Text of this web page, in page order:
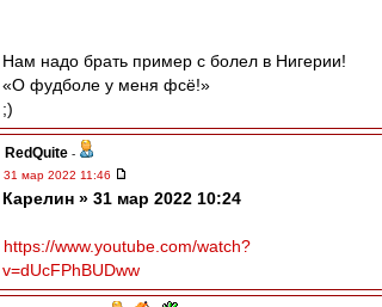
Нам надо брать пример с болел в Нигерии!
«О фудболе у меня фсё!»
;)
RedQuite -
31 мар 2022 11:46
Карелин » 31 мар 2022 10:24
https://www.youtube.com/watch?
v=dUcFPhBUDww